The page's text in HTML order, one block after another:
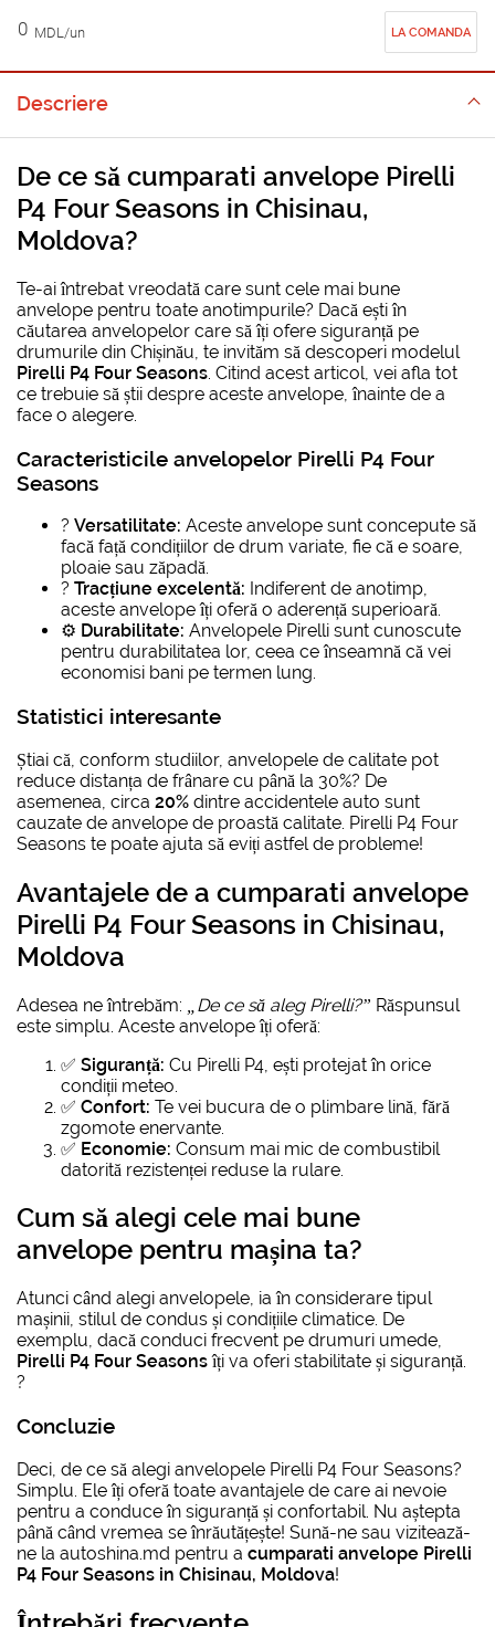
0 MDL/un LA COMANDA
Descriere
De ce să cumparati anvelope Pirelli
P4 Four Seasons in Chisinau,
Moldova?
Te-ai întrebat vreodată care sunt cele mai bune
anvelope pentru toate anotimpurile? Dacă ești în
căutarea anvelopelor care să îți ofere siguranță pe
drumurile din Chișinău, te invităm să descoperi modelul
Pirelli P4 Four Seasons. Citind acest articol, vei afla tot
ce trebuie să știi despre aceste anvelope, înainte de a
face o alegere.
Caracteristicile anvelopelor Pirelli P4 Four
Seasons
? Versatilitate: Aceste anvelope sunt concepute să
facă față condițiilor de drum variate, fie că e soare,
ploaie sau zăpadă.
?️ Tracțiune excelentă: Indiferent de anotimp,
aceste anvelope îți oferă o aderență superioară.
⚙️ Durabilitate: Anvelopele Pirelli sunt cunoscute
pentru durabilitatea lor, ceea ce înseamnă că vei
economisi bani pe termen lung.
Statistici interesante
Știai că, conform studiilor, anvelopele de calitate pot
reduce distanța de frânare cu până la 30%? De
asemenea, circa 20% dintre accidentele auto sunt
cauzate de anvelope de proastă calitate. Pirelli P4 Four
Seasons te poate ajuta să eviți astfel de probleme!
Avantajele de a cumparati anvelope
Pirelli P4 Four Seasons in Chisinau,
Moldova
Adesea ne întrebăm: „De ce să aleg Pirelli?” Răspunsul
este simplu. Aceste anvelope îți oferă:
✅ Siguranță: Cu Pirelli P4, ești protejat în orice
condiții meteo.
✅ Confort: Te vei bucura de o plimbare lină, fără
zgomote enervante.
✅ Economie: Consum mai mic de combustibil
datorită rezistenței reduse la rulare.
Cum să alegi cele mai bune
anvelope pentru mașina ta?
Atunci când alegi anvelopele, ia în considerare tipul
mașinii, stilul de condus și condițiile climatice. De
exemplu, dacă conduci frecvent pe drumuri umede,
Pirelli P4 Four Seasonsîți va oferi stabilitate și siguranță.
?
Concluzie
Deci, de ce să alegi anvelopele Pirelli P4 Four Seasons?
Simplu. Ele îți oferă toate avantajele de care ai nevoie
pentru a conduce în siguranță și confortabil. Nu aștepta
până când vremea se înrăutățește! Sună-ne sau vizitează-
ne la autoshina.md pentru a cumparati anvelope Pirelli
P4 Four Seasons in Chisinau, Moldova!